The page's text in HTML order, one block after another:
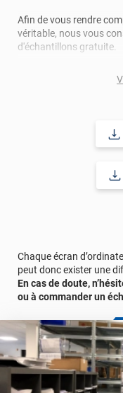
Afin de vous rendre
véritable, nous vous
d'échantillons gratuite.
Chaque écran
peut donc exister une
En cas de doute,
ou à commander un